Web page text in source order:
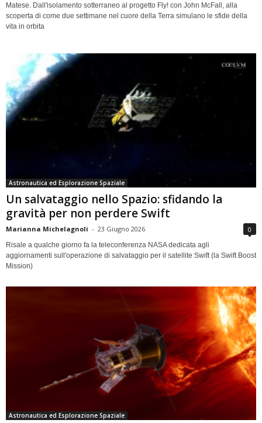
Matese. Dall'isolamento sotterraneo al progetto Fly! con John McFall, alla
scoperta di come due settimane nel cuore della Terra simulano le sfide della
vita in orbita
Astronautica ed Esplorazione Spaziale
Un salvataggio nello Spazio: sfidando la
gravità per non perdere Swift
Marianna Michelagnoli - 23 Giugno 2026 0
Risale a qualche giorno fa la teleconferenza NASA dedicata agli
aggiornamenti sull'operazione di salvataggio per il satellite Swift (la Swift Boost
Mission)
Astronautica ed Esplorazione Spaziale